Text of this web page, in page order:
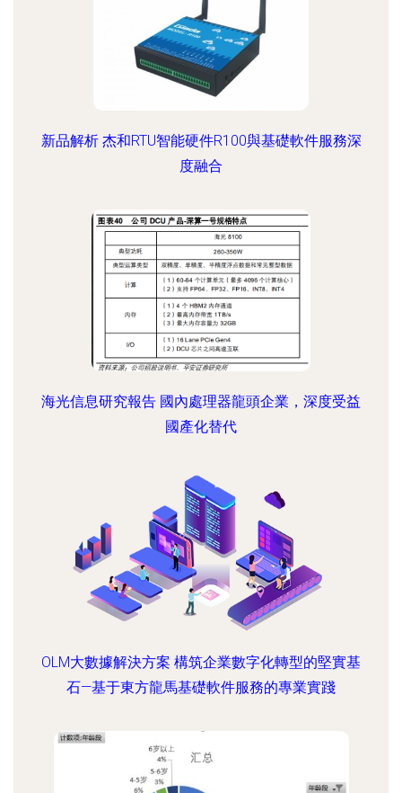
新品解析 杰和RTU智能硬件R100與基礎軟件服務深
度融合
海光信息研究報告 國內處理器龍頭企業，深度受益
國產化替代
OLM大數據解決方案 構筑企業數字化轉型的堅實基
石—基于東方龍馬基礎軟件服務的專業實踐